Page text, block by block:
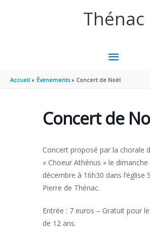
Thénac
MENU
Accueil Évenements Concert de Noël
Concert de
Concert proposé par la chorale
« Choeur Athénus » le dimanche
décembre à 16h30 dans l’église
Pierre de Thénac.
Entrée : 7 euros – Gratuit pour
de 12 ans.